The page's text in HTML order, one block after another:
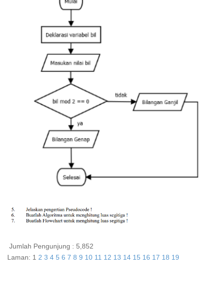
Jumlah Pengunjung : 5,852
Laman: 1 2 3 4 5 6 7 8 9 10 11 12 13 14 15 16 17 18 19